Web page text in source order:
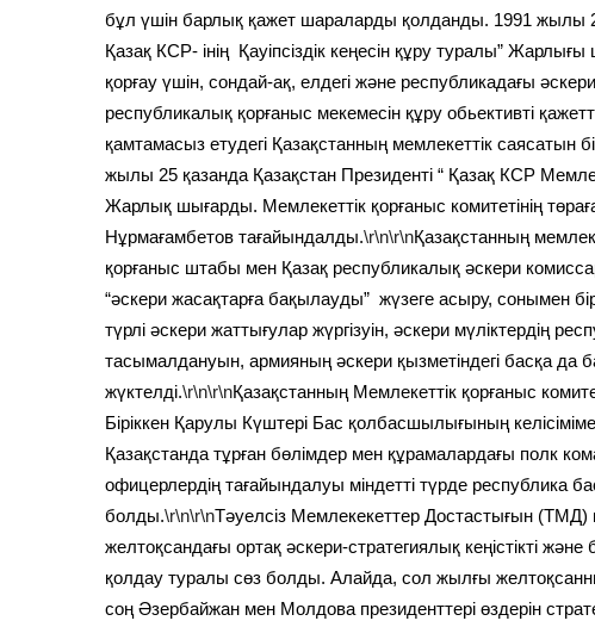
бұл үшін барлық қажет шараларды қолданды. 1991 жылы
Қазақ КСР- інің Қауіпсіздік кеңесін құру туралы”
қорғау үшін, сондай-ақ, елдегі және республикадағы
республикалық қорғаныс мекемесін құру обьективті
қамтамасыз етудегі Қазақстанның мемлекеттік саясатын
жылы 25 қазанда Қазақстан Президенті “ Қазақ КСР
Жарлық шығарды. Мемлекеттік қорғаныс комитетінің
Нұрмағамбетов тағайындалды.\r\n\r\nҚазақстанның
қорғаныс штабы мен Қазақ республикалық әскери
“әскери жасақтарға бақылауды” жүзеге асыру, сонымен
түрлі әскери жаттығулар жүргізуін, әскери мүліктердің
тасымалдануын, армияның әскери қызметіндегі басқа да
жүктелді.\r\n\r\nҚазақстанның Мемлекеттік қорғаныс
Біріккен Қарулы Күштері Бас қолбасшылығының
Қазақстанда тұрған бөлімдер мен құрамалардағы полк
офицерлердің тағайындалуы міндетті түрде республика
болды.\r\n\r\nТәуелсіз Мемлекекеттер Достастығын
желтоқсандағы ортақ әскери-стратегиялық кеңістікті
қолдау туралы сөз болды. Алайда, сол жылғы
соң Әзербайжан мен Молдова президенттері өздерін